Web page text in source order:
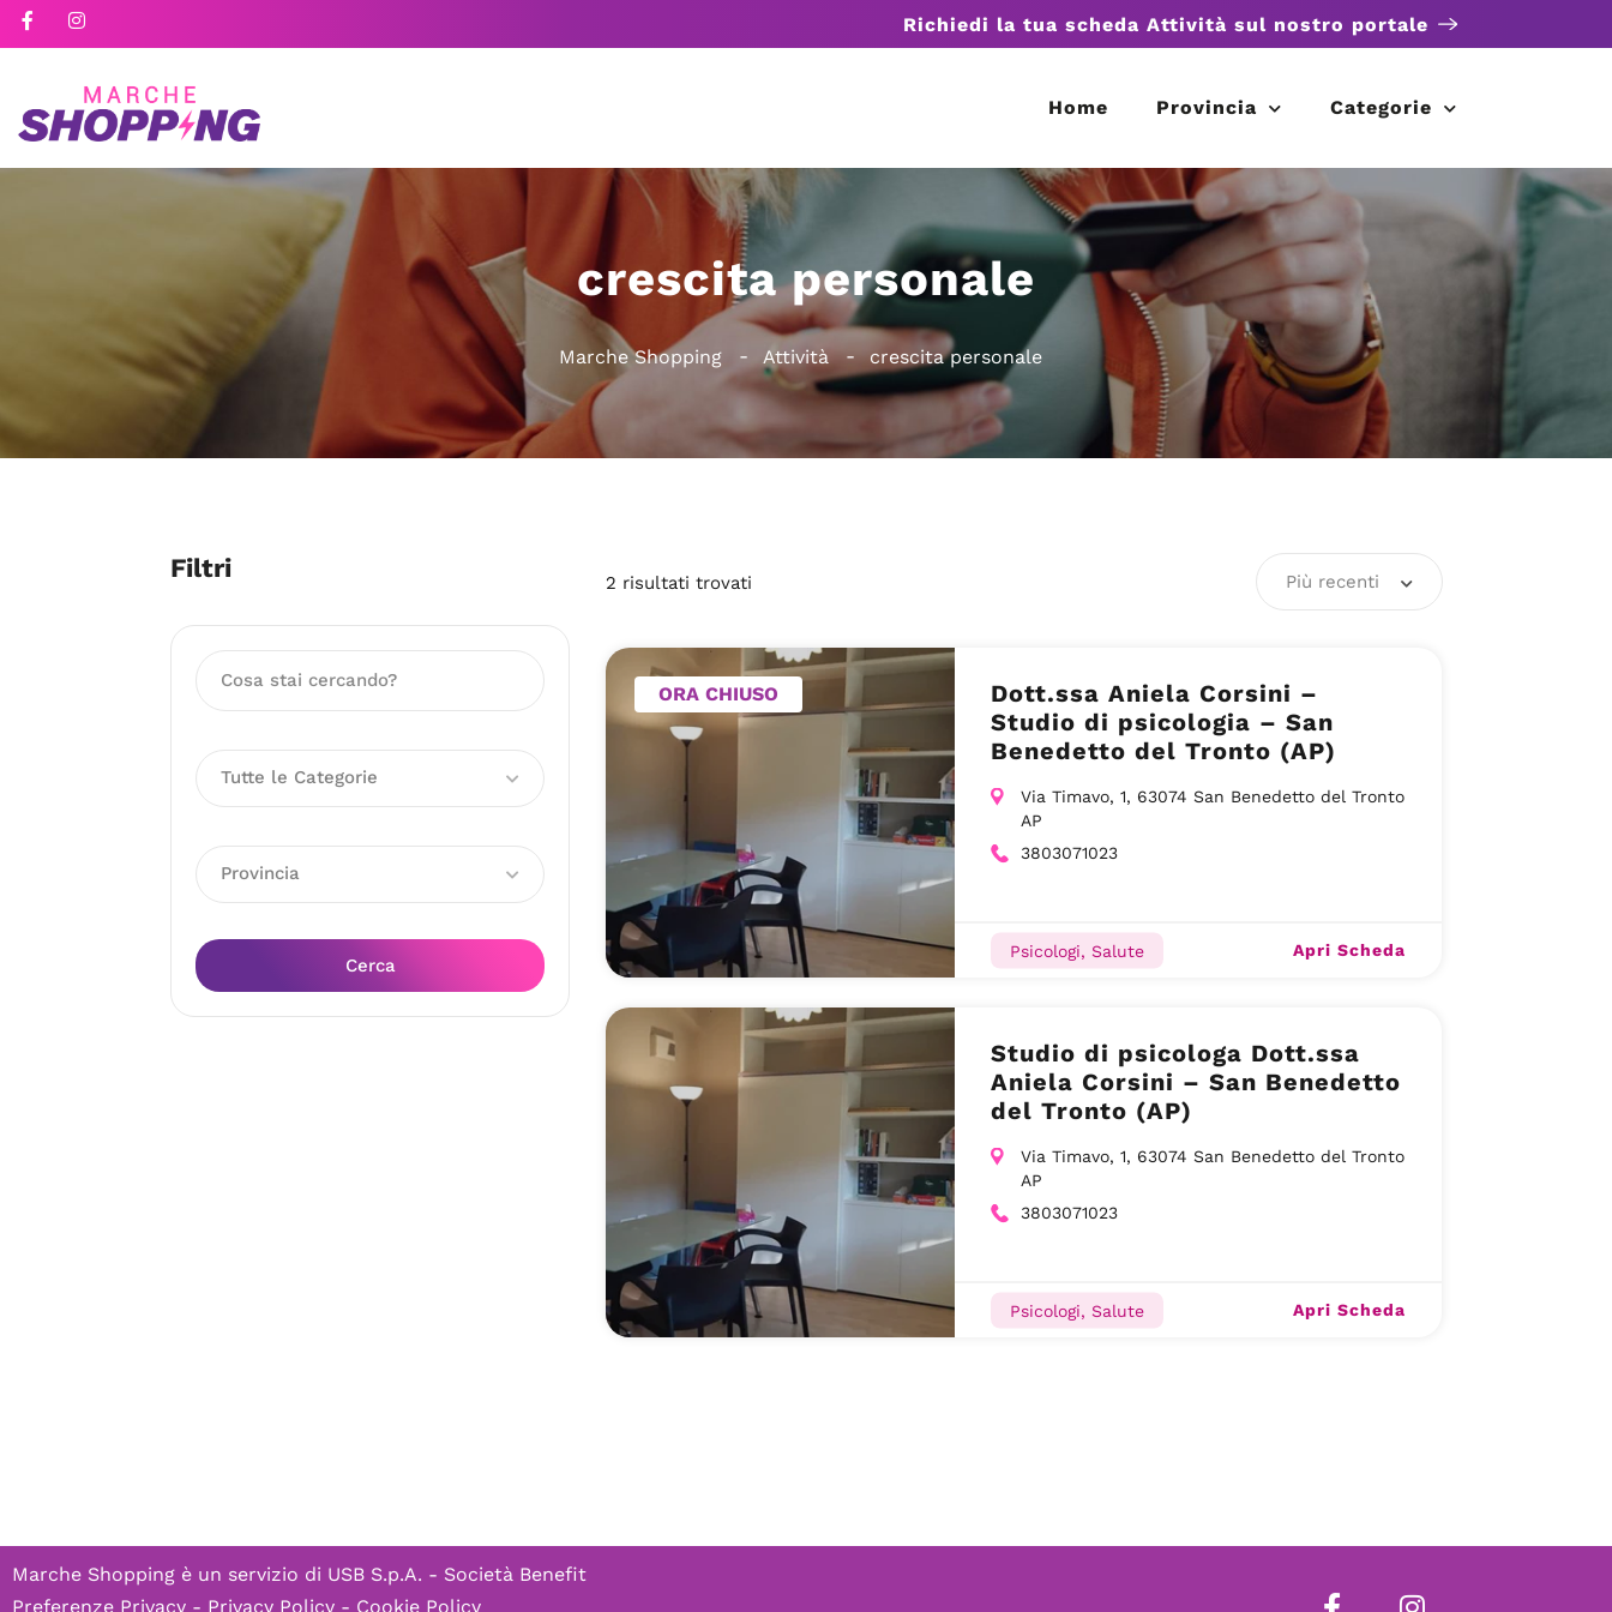
Richiedi la tua scheda Attività sul nostro portale
Home Provincia Categorie
crescita personale
Marche Shopping Attività crescita personale
Filtri
Tutte le Categorie
Provincia
Cerca
2 risultati trovati Più recenti
ORA CHIUSO
Dott.ssa Aniela Corsini –
Studio di psicologia – San
Benedetto del Tronto (AP)
Via Timavo, 1, 63074 San Benedetto del Tronto
AP
3803071023
Psicologi, Salute Apri Scheda
Studio di psicologa Dott.ssa
Aniela Corsini – San Benedetto
del Tronto (AP)
Via Timavo, 1, 63074 San Benedetto del Tronto
AP
3803071023
Psicologi, Salute Apri Scheda
Marche Shopping è un servizio di USB S.p.A. - Società Benefit
Preferenze Privacy - Privacy Policy - Cookie Policy